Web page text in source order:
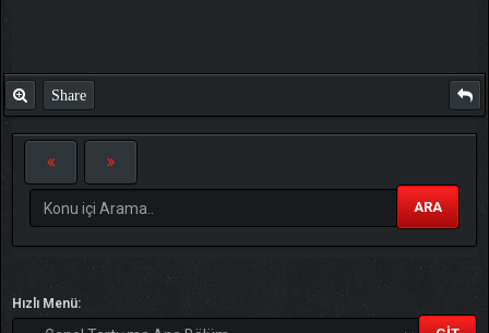
Share
ARA
Hızlı Menü: